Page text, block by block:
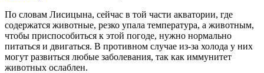
По словам Лисицына, сейчас в той части акватории, где
содержатся животные, резко упала температура, а животным,
чтобы приспособиться к этой погоде, нужно нормально
питаться и двигаться. В противном случае из-за холода у них
могут развиться любые заболевания, так как иммунитет
животных ослаблен.